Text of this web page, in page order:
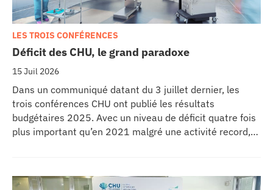
Déficit des CHU, le grand paradoxe
15 Juil 2026
LES TROIS CONFÉRENCES
Dans un communiqué datant du 3 juillet dernier, les
trois conférences CHU ont publié les résultats
budgétaires 2025. Avec un niveau de déficit quatre fois
plus important qu’en 2021 malgré une activité record,